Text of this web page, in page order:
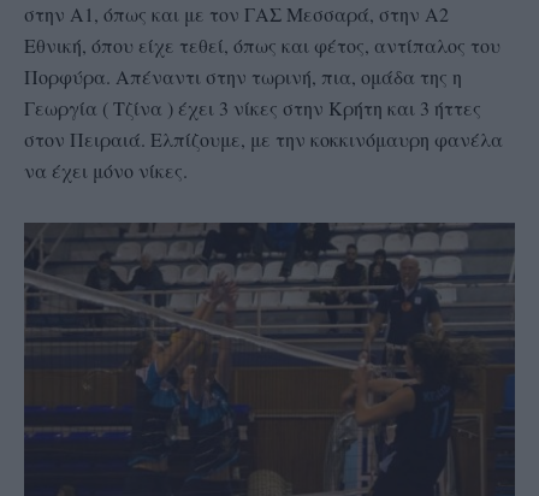
στην Α1, όπως και με τον ΓΑΣ Μεσσαρά, στην Α2
Εθνική, όπου είχε τεθεί, όπως και φέτος, αντίπαλος του
Πορφύρα. Απέναντι στην τωρινή, πια, ομάδα της η
Γεωργία ( Τζίνα ) έχει 3 νίκες στην Κρήτη και 3 ήττες
στον Πειραιά. Ελπίζουμε, με την κοκκινόμαυρη φανέλα
να έχει μόνο νίκες.